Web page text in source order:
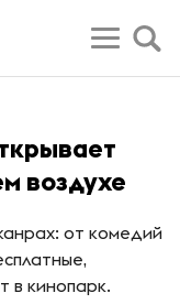
воздухе
от комедий
в кинопарк.